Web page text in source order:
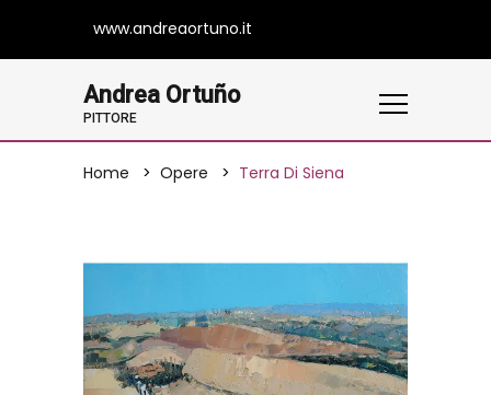
www.andreaortuno.it
Andrea Ortuño
PITTORE
Home Opere Terra Di Siena